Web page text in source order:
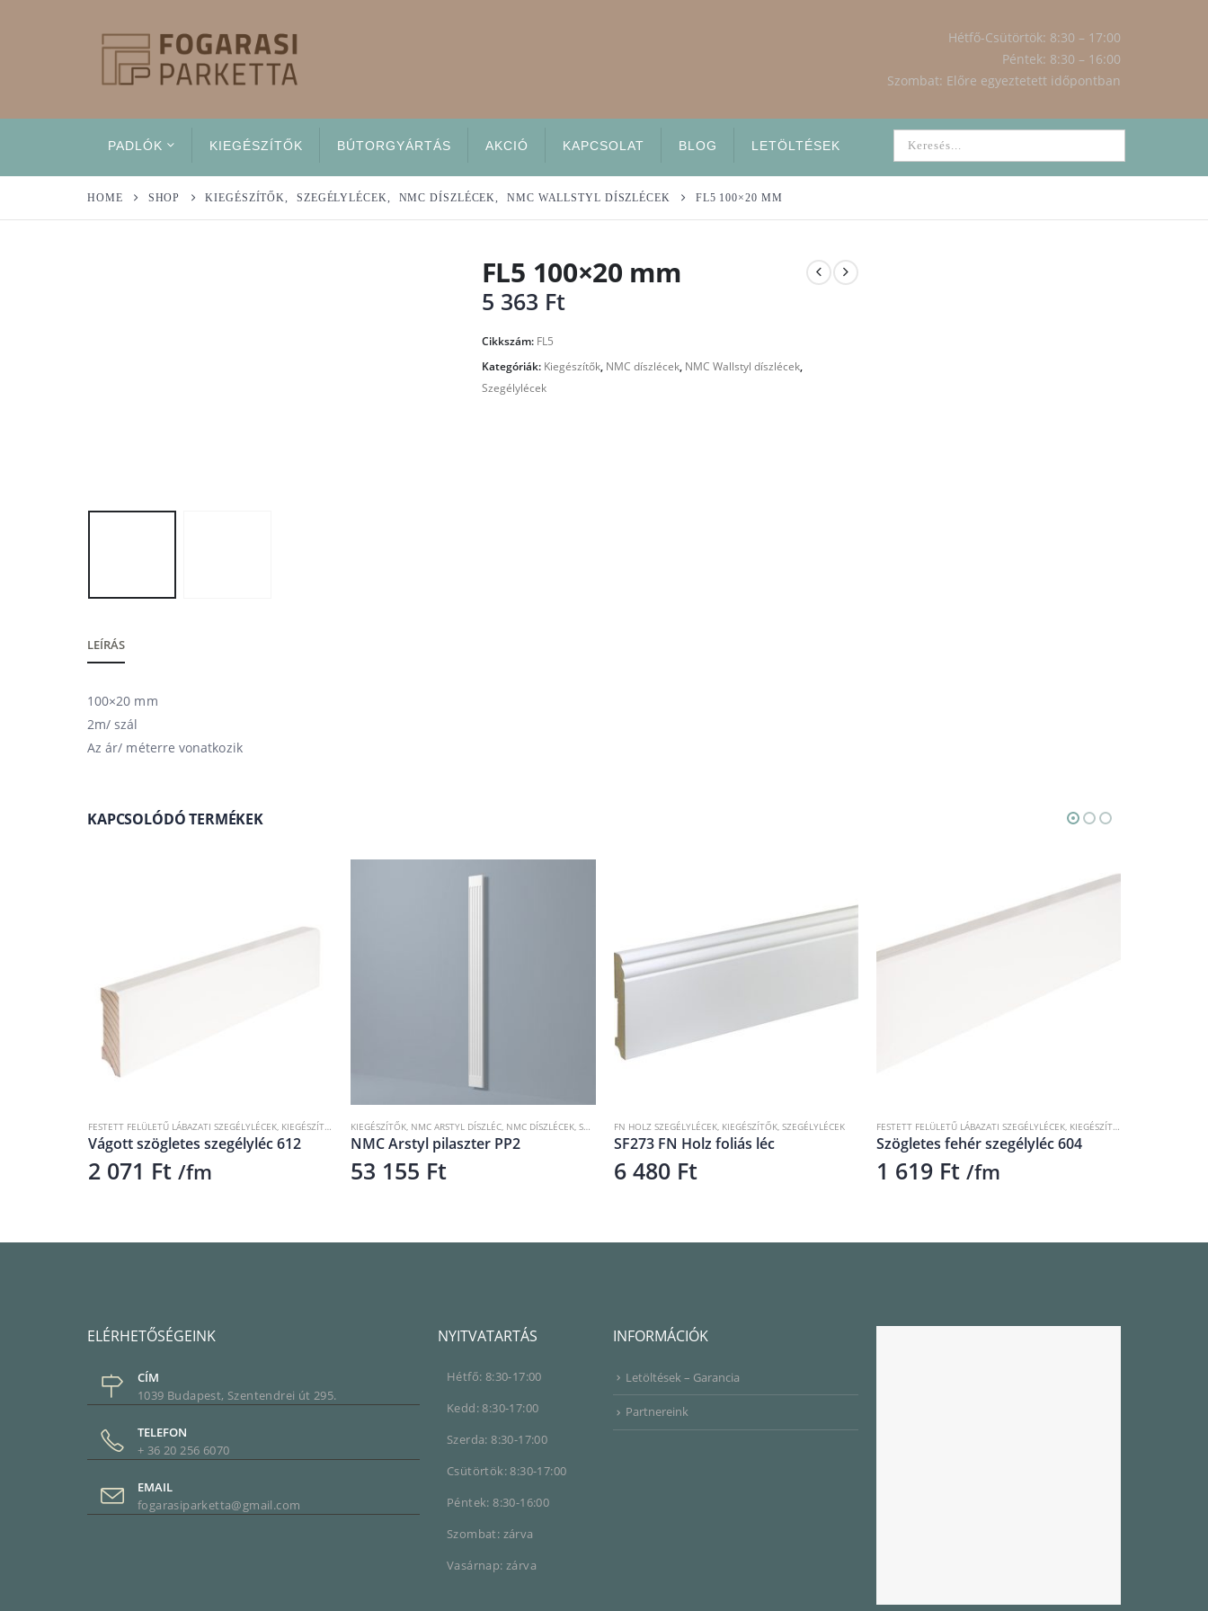
Hétfő-Csütörtök: 8:30 – 17:00
Péntek: 8:30 – 16:00
Szombat: Előre egyeztetett időpontban
PADLÓK KIEGÉSZÍTŐK BÚTORGYÁRTÁS AKCIÓ KAPCSOLAT BLOG LETÖLTÉSEK
HOME SHOP KIEGÉSZÍTŐK, SZEGÉLYLÉCEK, NMC DÍSZLÉCEK, NMC WALLSTYL DÍSZLÉCEK FL5 100×20 MM
FL5 100×20 mm
5 363 Ft
Cikkszám: FL5
Kategóriák: Kiegészítők, NMC díszlécek, NMC Wallstyl díszlécek,
Szegélylécek
LEÍRÁS
100×20 mm
2m/ szál
Az ár/ méterre vonatkozik
KAPCSOLÓDÓ TERMÉKEK
SZEGÉLYLÉCEK
FESTETT FELÜLETŰ LÁBAZATI SZEGÉLYLÉCEK, KIEGÉSZÍTŐK RAL 9010,SZEGÉLYLÉCEK
Vágott szögletes szegélyléc 612
2 071 Ft /fm
KIEGÉSZÍTŐK NMC ARSTYL DÍSZLÉC NMC DÍSZLÉCEK SZEGÉLYLÉCEK
NMC Arstyl pilaszter PP2
53 155 Ft
FN HOLZ SZEGÉLYLÉCEK, KIEGÉSZÍTŐK, SZEGÉLYLÉCEK
SF273 FN Holz foliás léc
6 480 Ft
FESTETT FELÜLETŰ LÁBAZATI SZEGÉLYLÉCEK KIEGÉSZÍTŐK
Szögletes fehér szegélyléc 604
1 619 Ft /fm
ELÉRHETŐSÉGEINK
CÍM
1039 Budapest, Szentendrei út 295.
TELEFON
+ 36 20 256 6070
EMAIL
fogarasiparketta@gmail.com
NYITVATARTÁS
Hétfő: 8:30-17:00
Kedd: 8:30-17:00
Szerda: 8:30-17:00
Csütörtök: 8:30-17:00
Péntek: 8:30-16:00
Szombat: zárva
Vasárnap: zárva
INFORMÁCIÓK
Letöltések – Garancia
Partnereink